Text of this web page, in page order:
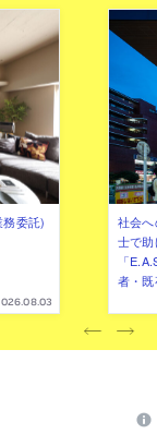
委託)
社会
士で
「
者・